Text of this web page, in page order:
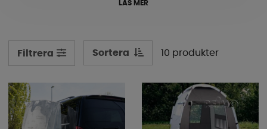
LÄS MER
Filtrera Sortera 10 produkter